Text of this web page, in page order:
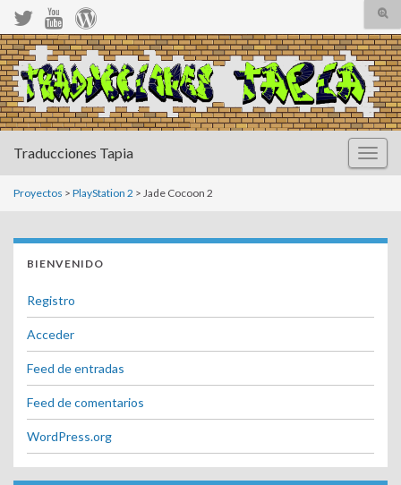
de
Search for:
Traducciones Tapia
Proyectos > PlayStation 2 > Jade Cocoon 2
BIENVENIDO
Registro
Acceder
Feed de entradas
Feed de comentarios
WordPress.org